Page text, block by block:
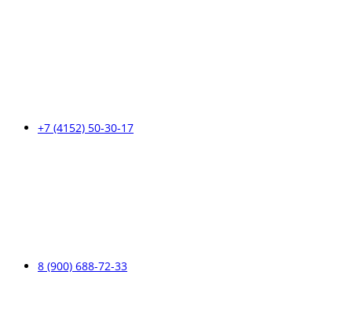
+7 (4152) 50-30-17
8 (900) 688-72-33